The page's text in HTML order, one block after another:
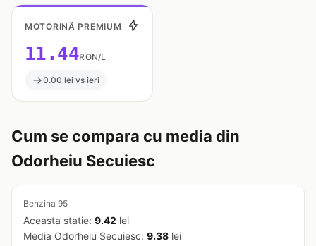
MOTORINĂ PREMIUM
11.44RON/L
0.00 lei vs ieri
Cum se compara cu media din
Odorheiu Secuiesc
Benzina 95
Aceasta statie: 9.42 lei
Media Odorheiu Secuiesc: 9.38 lei